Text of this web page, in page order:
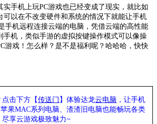
实手机上玩PC游戏也已经变成了现实，就比如
可以在不改变硬件和系统的情况下就能让手机
手机远程连接云端的电脑，凭借云端的高性能
手机，类似手游的虚拟按键操作模式可以像操
游戏！怎么样？是不是福利呢？哈哈哈，快快
点击下方【传送门 】体验达龙云电脑 ，让手机
苹果MAC系列电脑、渣渣旧电脑也能畅玩各类
尽享云游戏极致魅力~